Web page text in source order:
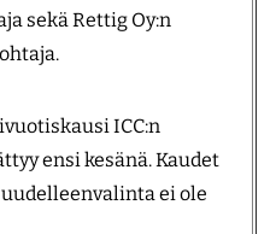
sekä Rettig Oy:n
ICC:n
ensi kesänä. Kaudet
ei ole